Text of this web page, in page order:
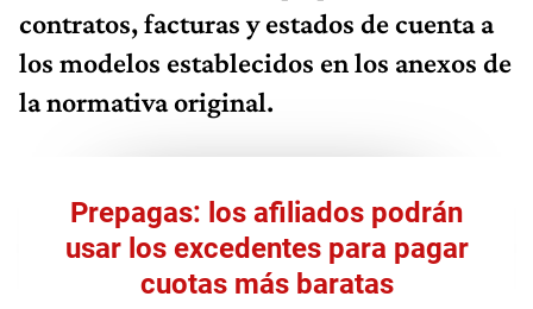
contratos, facturas y estados de cuenta a
los modelos establecidos en los anexos de
la normativa original.
Prepagas: los afiliados podrán
usar los excedentes para pagar
cuotas más baratas